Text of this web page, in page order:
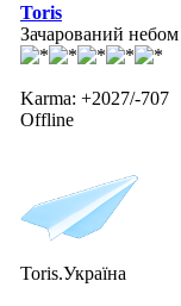
Toris
Зачарований небом
Karma: +2027/-707
Offline
Toris.Україна